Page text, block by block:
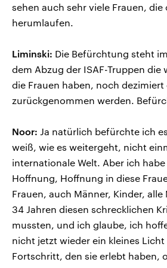
sehen auch sehr viele Frauen, die
herumlaufen.
Liminski: Die Befürchtung steht
dem Abzug der ISAF-Truppen die
die Frauen haben, noch dezimiert
zurückgenommen werden.
Noor: Ja natürlich befürchte ich
weiß, wie es weitergeht, nicht
internationale Welt. Aber ich
Hoffnung, Hoffnung in diese
Frauen, auch Männer, Kinder,
34 Jahren diesen schrecklichen
mussten, und ich glaube, ich
nicht jetzt wieder ein kleines Licht
Fortschritt, den sie erlebt haben,